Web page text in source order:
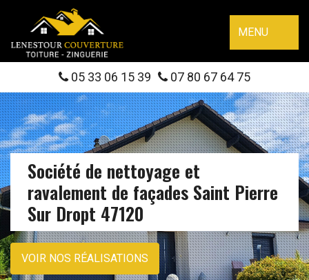
MENU
05 33 06 15 39 07 80 67 64 75
Société de nettoyage et
ravalement de façades Saint Pierre
Sur Dropt 47120
VOIR NOS RÉALISATIONS